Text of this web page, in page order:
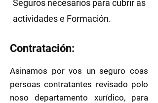
Seguros necesarios para cubrir as
actividades e Formación.
Contratación:
Asinamos por vos un seguro coas
persoas contratantes revisado polo
noso departamento xurídico, para